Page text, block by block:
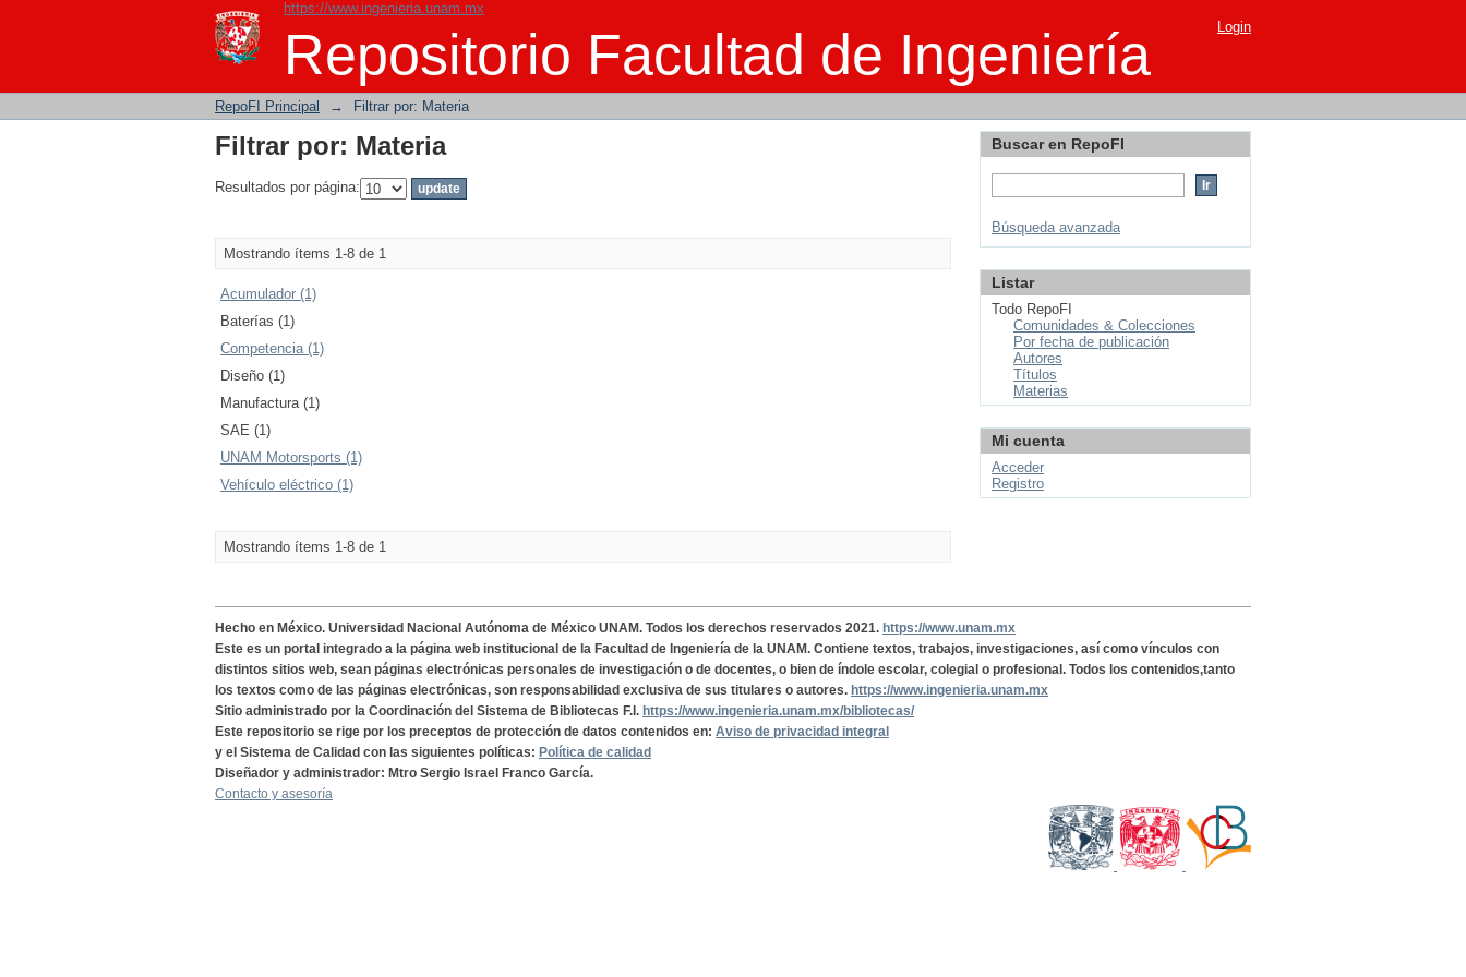
https://www.ingenieria.unam.mx
Repositorio Facultad de Ingeniería
Filtrar por: Materia Login
RepoFI Principal → Filtrar por: Materia
Filtrar por: Materia
Resultados por página:
Mostrando ítems 1-8 de 1
Acumulador (1)
Baterías (1)
Competencia (1)
Diseño (1)
Manufactura (1)
SAE (1)
UNAM Motorsports (1)
Vehículo eléctrico (1)
Mostrando ítems 1-8 de 1
Buscar en RepoFI
Búsqueda avanzada
Listar
Todo RepoFI
Comunidades & Colecciones
Por fecha de publicación
Autores
Títulos
Materias
Mi cuenta
Acceder
Registro
Hecho en México. Universidad Nacional Autónoma de México UNAM. Todos los derechos reservados 2021. https://www.unam.mx
Este es un portal integrado a la página web institucional de la Facultad de Ingeniería de la UNAM. Contiene textos, trabajos, investigaciones, así como vínculos con
distintos sitios web, sean páginas electrónicas personales de investigación o de docentes, o bien de índole escolar, colegial o profesional. Todos los contenidos,tanto
los textos como de las páginas electrónicas, son responsabilidad exclusiva de sus titulares o autores. https://www.ingenieria.unam.mx
Sitio administrado por la Coordinación del Sistema de Bibliotecas F.I. https://www.ingenieria.unam.mx/bibliotecas/
Este repositorio se rige por los preceptos de protección de datos contenidos en: Aviso de privacidad integral
y el Sistema de Calidad con las siguientes políticas: Política de calidad
Diseñador y administrador: Mtro Sergio Israel Franco García.
Contacto y asesoría